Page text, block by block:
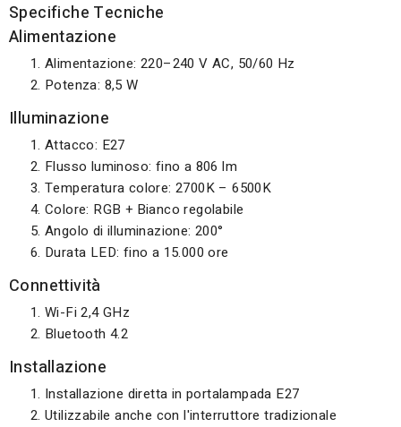
Specifiche Tecniche
Alimentazione
Alimentazione: 220–240 V AC, 50/60 Hz
Potenza: 8,5 W
Illuminazione
Attacco: E27
Flusso luminoso: fino a 806 lm
Temperatura colore: 2700K – 6500K
Colore: RGB + Bianco regolabile
Angolo di illuminazione: 200°
Durata LED: fino a 15.000 ore
Connettività
Wi-Fi 2,4 GHz
Bluetooth 4.2
Installazione
Installazione diretta in portalampada E27
Utilizzabile anche con l'interruttore tradizionale